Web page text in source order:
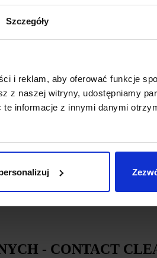
Szczegóły
i reklam, aby oferować funkcje
z naszej witryny, udostępniamy
informacje z innymi danymi
- CONTACT